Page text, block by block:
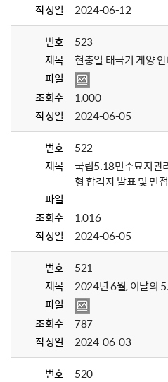
작성일
2024-06-12
번호
523
제목
현충일 태극기 게양
파일
조회수
1,000
작성일
2024-06-05
번호
522
제목
국립5.18민주묘지관
형 합격자 발표 및 면
파일
조회수
1,016
작성일
2024-06-05
번호
521
제목
2024년 6월, 이달의
파일
조회수
787
작성일
2024-06-03
번호
520